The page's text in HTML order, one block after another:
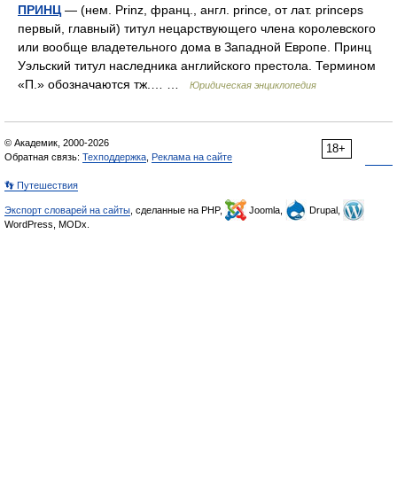
ПРИНЦ — (нем. Prinz, франц., англ. prince, от лат. princeps
первый, главный) титул нецарствующего члена королевского
или вообще владетельного дома в Западной Европе. Принц
Уэльский титул наследника английского престола. Термином
«П.» обозначаются тж.… …
Юридическая энциклопедия
18+
© Академик, 2000-2026
Обратная связь: Техподдержка Реклама на сайте
👣 Путешествия
Экспорт словарей на сайты , сделанные на PHP, Joomla,
Drupal,
WordPress, MODx.